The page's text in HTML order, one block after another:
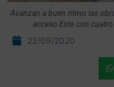
Avanzan a buen ritmo las
acceso Este con
22/09/2020